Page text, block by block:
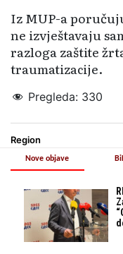
Iz MUP-a
ne izvještavaju
razloga zaštite
traumatizacije.
Pregleda: 330
Region
Nove objave